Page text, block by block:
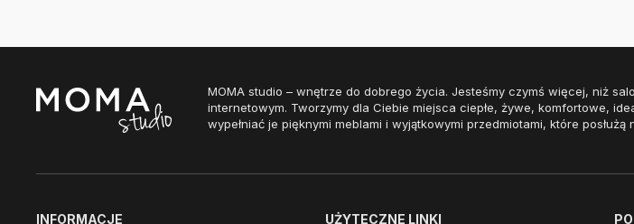
MOMA studio – wnętrze do dobrego życia. Jesteśmy czymś więcej, niż
internetowym. Tworzymy dla Ciebie miejsca ciepłe, żywe, komfortowe,
wypełniać je pięknymi meblami i wyjątkowymi przedmiotami, które posłużą
INFORMACJE UŻYTECZNE LINKI